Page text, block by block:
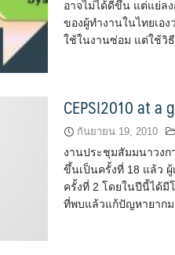
อาจไม่ได้ดีขึ้น แต่แย่ล
ของผู้ทำงานในไทยเอ
ใช้ในงานซ่อม แต่ใช้วิ
CEPSI2010 at a
กันยายน 19, 2010
งานประชุมสัมมนาวงก
ขึ้นเป็นครั้งที่ 18 แล้ว
ครั้งที่ 2 โดยในปีนี้ได้มี
ที่พบแล้วแก้ปัญหายากม